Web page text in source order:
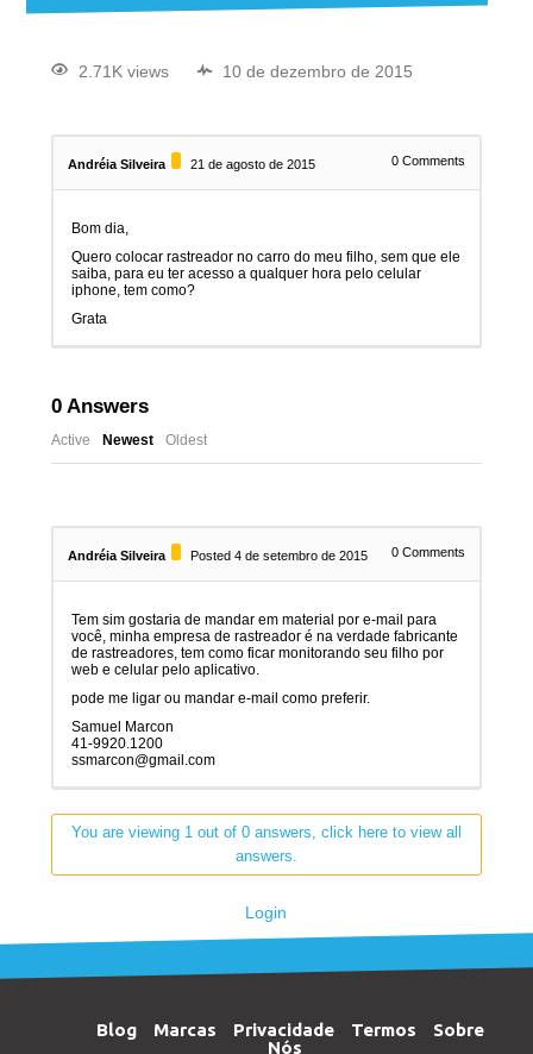
2.71K views 10 de dezembro de 2015
Andréia Silveira 21 de agosto de 2015 0 Comments
Bom dia,
Quero colocar rastreador no carro do meu filho, sem que ele
saiba, para eu ter acesso a qualquer hora pelo celular
iphone, tem como?
Grata
0Answers
Active Newest Oldest
Andréia Silveira Posted 4 de setembro de 2015 0 Comments
Tem sim gostaria de mandar em material por e-mail para
você, minha empresa de rastreador é na verdade fabricante
de rastreadores, tem como ficar monitorando seu filho por
web e celular pelo aplicativo.
pode me ligar ou mandar e-mail como preferir.
Samuel Marcon
41-9920.1200
ssmarcon@gmail.com
You are viewing 1 out of 0 answers, click here to view all
answers.
Login
Blog Marcas Privacidade Termos
Sobre
Nós